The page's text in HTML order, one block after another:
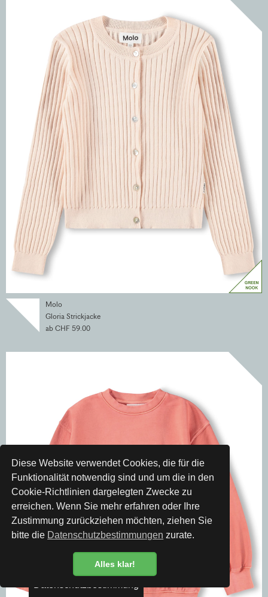
Diese Website verwendet Cookies, die für die
Funktionalität notwendig sind und um die in den
Cookie-Richtlinien dargelegten Zwecke zu
erreichen. Wenn Sie mehr erfahren oder Ihre
Zustimmung zurückziehen möchten, ziehen Sie
bitte die Datenschutzbestimmungen zurate.
Alles klar!
Molo
Gloria Strickjacke
ab CHF 59.00